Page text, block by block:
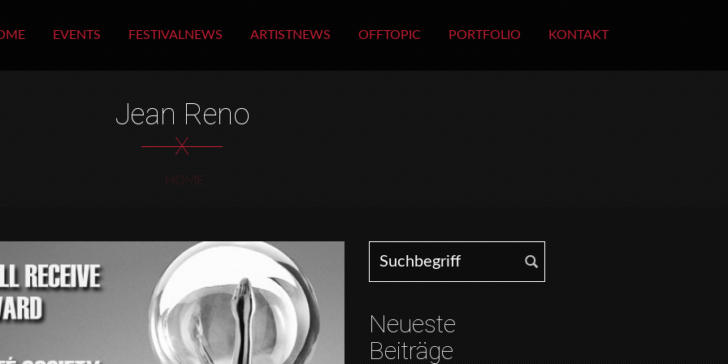
EVENTS FESTIVALNEWS ARTISTNEWS OFFTOPIC PORTFOLIO KONTAKT
Jean Reno
X
HOME
Search for:
Neueste
Beiträge